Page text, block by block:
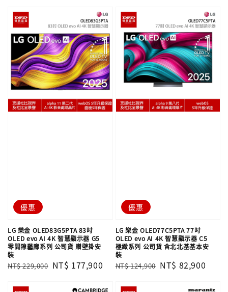
優惠
LG 樂金 OLED83G5PTA 83吋
OLED evo AI 4K 智慧顯示器 G5
零間隙藝廊系列 公司貨 贈壁掛安
裝
Regular
NT$ 229,000 Sale
NT$ 177,900
優惠
LG 樂金 OLED77C5PTA 77吋
OLED evo AI 4K 智慧顯示器 C5
極緻系列 公司貨 含北北基基本安
裝
Regular
NT$ 124,900 Sale
NT$ 82,900